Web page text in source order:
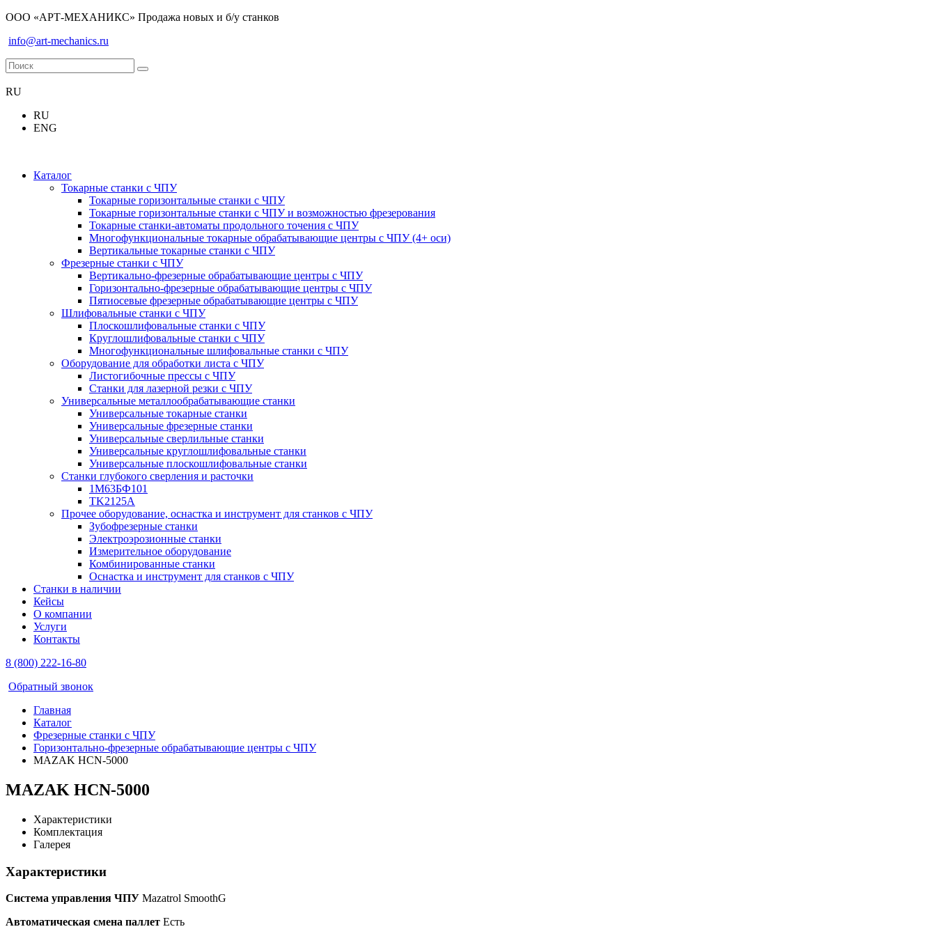
ООО «АРТ-МЕХАНИКС» Продажа новых и б/у станков
info@art-mechanics.ru
RU
RU
ENG
Каталог
Токарные станки с ЧПУ
Токарные горизонтальные станки с ЧПУ
Токарные горизонтальные станки с ЧПУ и возможностью фрезерования
Токарные станки-автоматы продольного точения с ЧПУ
Многофункциональные токарные обрабатывающие центры с ЧПУ (4+ оси)
Вертикальные токарные станки с ЧПУ
Фрезерные станки с ЧПУ
Вертикально-фрезерные обрабатывающие центры с ЧПУ
Горизонтально-фрезерные обрабатывающие центры с ЧПУ
Пятиосевые фрезерные обрабатывающие центры с ЧПУ
Шлифовальные станки с ЧПУ
Плоскошлифовальные станки с ЧПУ
Круглошлифовальные станки с ЧПУ
Многофункциональные шлифовальные станки с ЧПУ
Оборудование для обработки листа с ЧПУ
Листогибочные прессы с ЧПУ
Станки для лазерной резки с ЧПУ
Универсальные металлообрабатывающие станки
Универсальные токарные станки
Универсальные фрезерные станки
Универсальные сверлильные станки
Универсальные круглошлифовальные станки
Универсальные плоскошлифовальные станки
Станки глубокого сверления и расточки
1М63БФ101
TK2125A
Прочее оборудование, оснастка и инструмент для станков с ЧПУ
Зубофрезерные станки
Электроэрозионные станки
Измерительное оборудование
Комбинированные станки
Оснастка и инструмент для станков с ЧПУ
Станки в наличии
Кейсы
О компании
Услуги
Контакты
8 (800) 222-16-80
Обратный звонок
Главная
Каталог
Фрезерные станки с ЧПУ
Горизонтально-фрезерные обрабатывающие центры с ЧПУ
MAZAK HCN-5000
MAZAK HCN-5000
Характеристики
Комплектация
Галерея
Характеристики
Система управления ЧПУ Mazatrol SmoothG
Автоматическая смена паллет Есть